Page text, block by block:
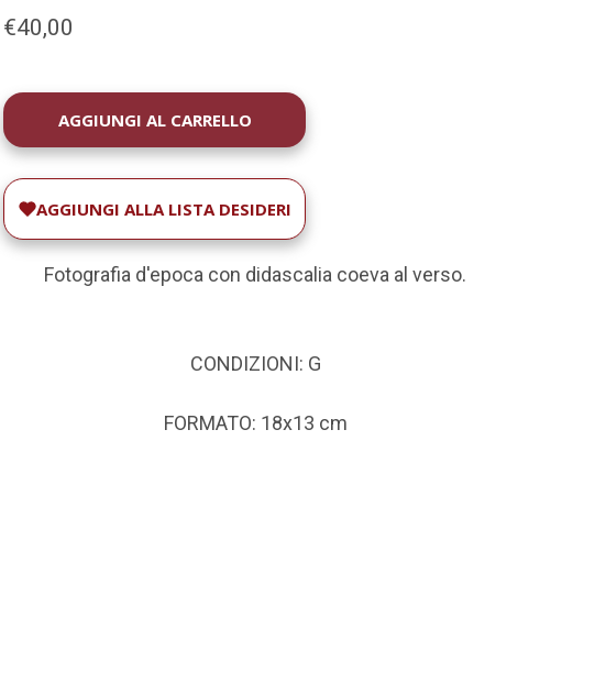
€40,00
DISPONIBILITÀ
ATTUALE:
AGGIUNGI ALLA LISTA DESIDERI
Fotografia d'epoca con didascalia coeva al verso.
CONDIZIONI: G
FORMATO: 18x13 cm